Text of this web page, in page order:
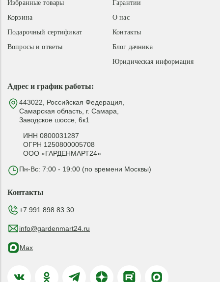
Адрес и график работы:
443022, Российская Федерация,
Самарская область, г. Самара,
Заводское шоссе, 6к1
ИНН 0800031287
ОГРН 1250800005708
ООО «ГАРДЕНМАРТ24»
Пн-Вс: 7:00 - 19:00 (по времени Москвы)
Гарантии
О нас
Контакты
Блог дачника
Юридическая информация
Избранные товары
Корзина
Подарочный сертификат
Вопросы и ответы
Контакты
+7 991 898 83 30
info@gardenmart24.ru
Max